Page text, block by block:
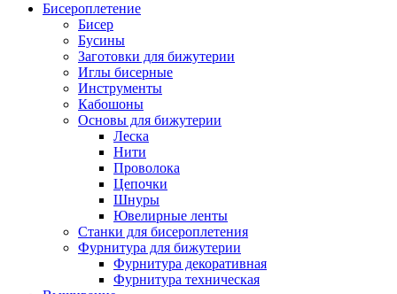
Бисероплетение
Бисер
Бусины
Заготовки для бижутерии
Иглы бисерные
Инструменты
Кабошоны
Основы для бижутерии
Леска
Нити
Проволока
Цепочки
Шнуры
Ювелирные ленты
Станки для бисероплетения
Фурнитура для бижутерии
Фурнитура декоративная
Фурнитура техническая